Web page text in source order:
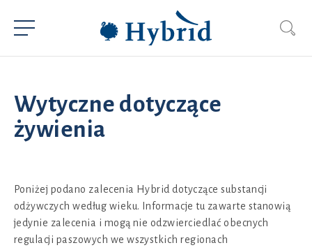
Wytyczne dotyczące
żywienia
Poniżej podano zalecenia Hybrid dotyczące substancji
odżywczych według wieku. Informacje tu zawarte stanowią
jedynie zalecenia i mogą nie odzwierciedlać obecnych
regulacji paszowych we wszystkich regionach